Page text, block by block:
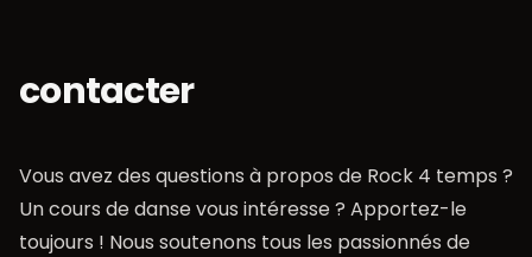
contacter
Vous avez des questions à propos de Rock 4 temps ?
Un cours de danse vous intéresse ? Apportez-le
toujours ! Nous soutenons tous les passionnés de